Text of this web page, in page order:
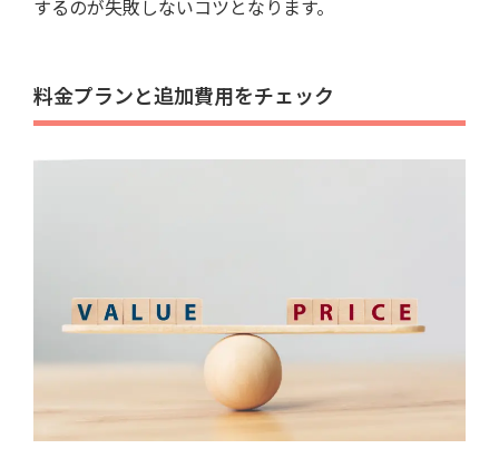
するのが失敗しないコツとなります。
料金プランと追加費用をチェック